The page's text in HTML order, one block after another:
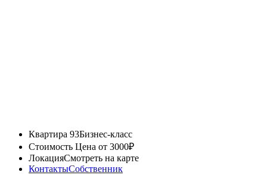
Квартира 93Бизнес-класс
Стоимость Цена от 3000₽
ЛокацияСмотреть на карте
КонтактыСобственник